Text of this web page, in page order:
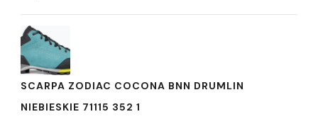
SCARPA ZODIAC COCONA BNN DRUMLIN
NIEBIESKIE 71115 352 1